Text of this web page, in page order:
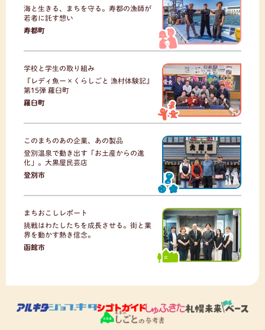
海と生きる、まちを守る。寿都の漁師が
若者に託す想い
寿都町
学校と学生の取り組み
『レディ魚ー×くらしごと 漁村体験記』
第15弾 羅臼町
羅臼町
このまちのあの企業、あの製品
登別温泉で動き出す「お土産からの進
化」。大黒屋民芸店
登別市
まちおこしレポート
挑戦はわたしたちを成長させる。街と業
界を動かす熱き信念。
函館市